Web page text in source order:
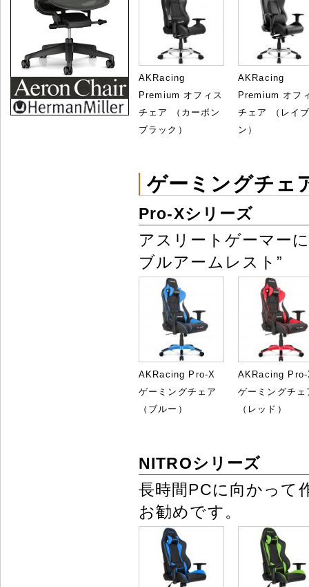
AKRacing
Premium オフィス
チェア （カーボン
ブラック）
AKRacing
Premium オフ
チェア （レイ
ン）
ゲーミングチェ
Pro-Xシリーズ
アスリートゲーマー
ブルアームレスト”
AKRacing Pro-X
ゲーミングチェア
（ブルー）
AKRacing
ゲーミングチェ
（レッド）
NITROシリーズ
長時間PCに向かって
お勧めです。